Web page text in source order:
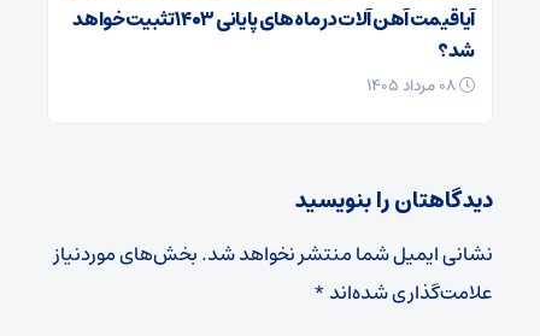
آیا قیمت آهن ‌آلات در ماه‌ های پایانی ۱۴۰۳ تثبیت خواهد
شد؟
دیدگاهتان را بنویسید
نشانی ایمیل شما منتشر نخواهد شد.بخش‌های موردنیاز
علامت‌گذاری شده‌اند*